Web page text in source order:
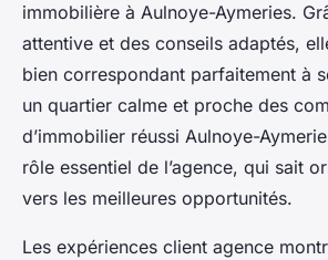
immobilière à Aulnoye-Aymeries.
attentive et des conseils adaptés,
bien correspondant parfaitement à
un quartier calme et proche des
d’immobilier réussi Aulnoye-
rôle essentiel de l’agence, qui sait
vers les meilleures opportunités.
Les expériences client agence